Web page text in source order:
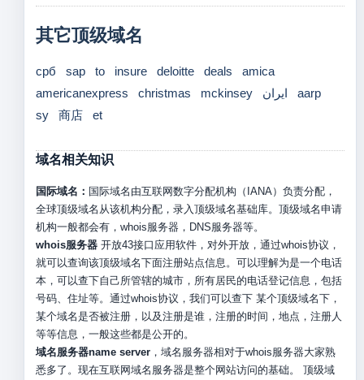
其它顶级域名
срб sap to insure deloitte deals
amica
americanexpress
christmas mckinsey ایران
aarp
sy
商店 et
域名相关知识
国际域名： 国际域名由互联网数字分配机构（IANA）负责分配，
全球顶级域名从该机构分配，录入顶级域名基础库。顶级域名申请
机构一般都会有，whois服务器，DNS服务器等。
whois服务器开放43接口应用软件，对外开放，通过whois协议，
就可以查询该顶级域名下面注册站点信息。可以理解为是一个电话
本，可以查下自己所管辖的城市，所有居民的电话登记信息，包括
号码、住址等。通过whois协议，我们可以查下 某个顶级域名下，
某个域名是否被注册，以及注册是谁，注册的时间，地点，注册人
等等信息，一般这些都是公开的。
域名服务器name server，域名服务器相对于whois服务器大家熟
悉多了。现在互联网域名服务器是整个网站访问的基础。 顶级域